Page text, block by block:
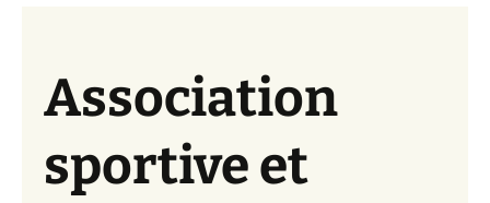
Association
sportive et